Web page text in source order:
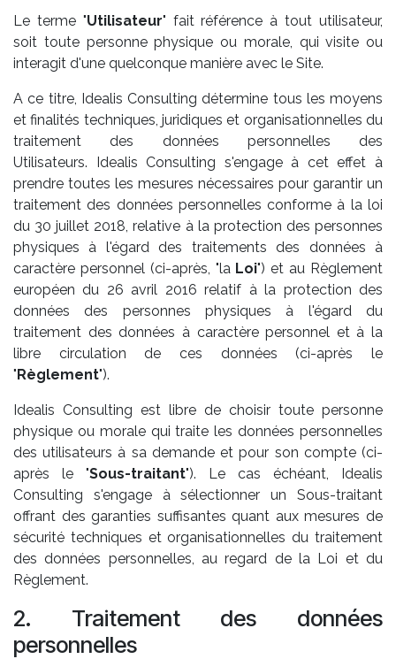
Le terme "Utilisateur" fait référence à tout utilisateur,
soit toute personne physique ou morale, qui visite ou
interagit d'une quelconque manière avec le Site.
A ce titre, Idealis Consulting détermine tous les moyens
et finalités techniques, juridiques et organisationnelles du
traitement des données personnelles des
Utilisateurs. Idealis Consulting s'engage à cet effet à
prendre toutes les mesures nécessaires pour garantir un
traitement des données personnelles conforme à la loi
du 30 juillet 2018, relative à la protection des personnes
physiques à l'égard des traitements des données à
caractère personnel (ci-après, "la Loi") et au Règlement
européen du 26 avril 2016 relatif à la protection des
données des personnes physiques à l'égard du
traitement des données à caractère personnel et à la
libre circulation de ces données (ci-après le
"Règlement").
Idealis Consulting est libre de choisir toute personne
physique ou morale qui traite les données personnelles
des utilisateurs à sa demande et pour son compte (ci-
après le "Sous-traitant"). Le cas échéant, Idealis
Consulting s'engage à sélectionner un Sous-traitant
offrant des garanties suffisantes quant aux mesures de
sécurité techniques et organisationnelles du traitement
des données personnelles, au regard de la Loi et du
Règlement.
2. Traitement des données
personnelles